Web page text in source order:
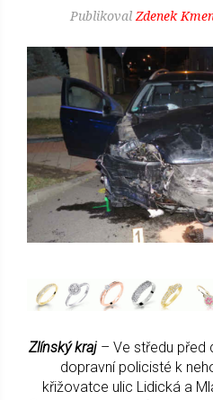
Zdenek
Zlínský kraj – Ve středu před
dopravní policisté k
křižovatce ulic Lidická a